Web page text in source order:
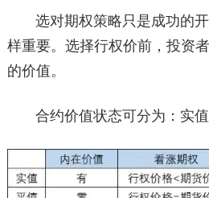
选对期权策略只是成功的
样重要。选择行权价前，投资
的价值。
合约价值状态可分为：实值